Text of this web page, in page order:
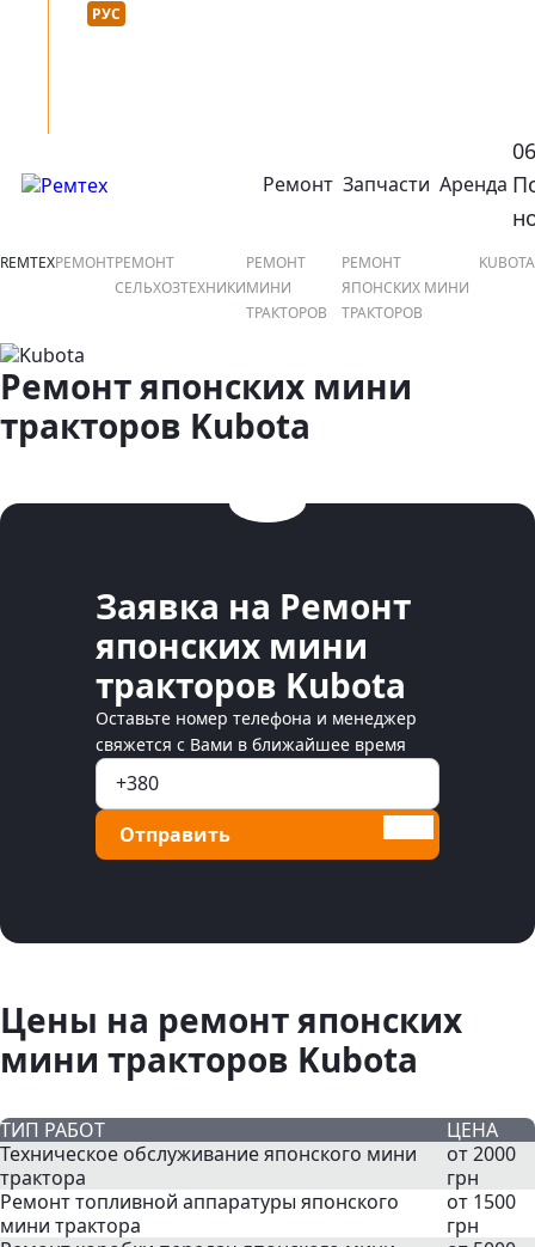
Язык сайта :
РУС
открыть или закрыть навигационное меню
Ремонт Запчасти Аренда
REMTEXРЕМОНТРЕМОНТ
СЕЛЬХОЗТЕХНИКИ
РЕМОНТ
МИНИ
ТРАКТОРОВ
РЕМОНТ
ЯПОНСКИХ МИНИ
ТРАКТОРОВ
KUBOTA
Ремонт японских мини
тракторов Kubota
Заявка на Ремонт
японских мини
тракторов Kubota
Оставьте номер телефона и менеджер
свяжется с Вами в ближайшее время
Отправить
Цены на ремонт японских
мини тракторов Kubota
ТИП РАБОТ
ЦЕНА
Техническое обслуживание японского мини
трактора
от 2000
грн
Ремонт топливной аппаратуры японского
мини трактора
от 1500
грн